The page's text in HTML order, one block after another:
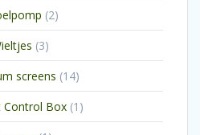
22
producten
33
producten
screens 1414
producten
Control Box 1 1
product